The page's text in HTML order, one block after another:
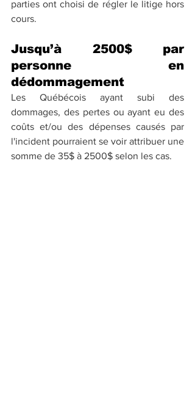
parties ont choisi de régler le litige hors
cours.
Jusqu’à 2500$ par
personne en
dédommagement
Les Québécois ayant subi des
dommages, des pertes ou ayant eu des
coûts et/ou des dépenses causés par
l'incident pourraient se voir attribuer une
somme de 35$ à 2500$ selon les cas.